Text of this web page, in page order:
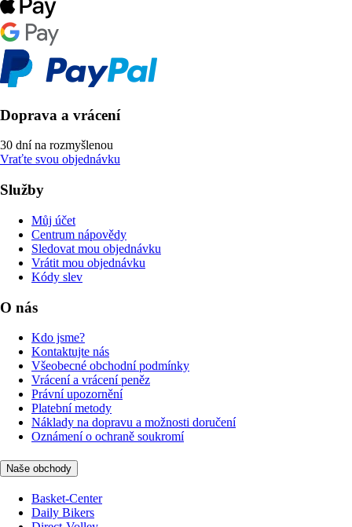
Doprava a vrácení
30 dní na rozmyšlenou
Vraťte svou objednávku
Služby
Můj účet
Centrum nápovědy
Sledovat mou objednávku
Vrátit mou objednávku
Kódy slev
O nás
Kdo jsme?
Kontaktujte nás
Všeobecné obchodní podmínky
Vrácení a vrácení peněz
Právní upozornění
Platební metody
Náklady na dopravu a možnosti doručení
Oznámení o ochraně soukromí
Naše obchody
Basket-Center
Daily Bikers